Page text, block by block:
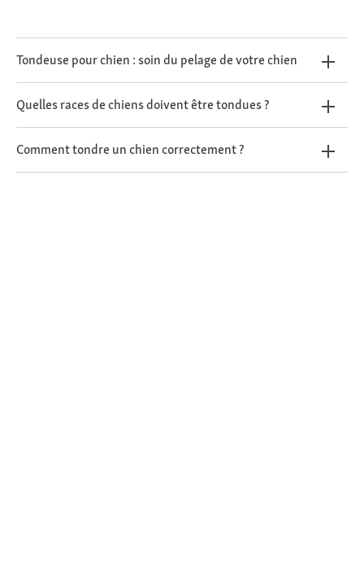
Tondeuse pour chien : soin du pelage de votre chien
Quelles races de chiens doivent être tondues ?
Comment tondre un chien correctement ?